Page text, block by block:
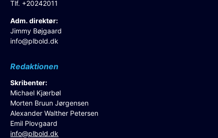
Tlf. +20242011
Adm. direktør:
Jimmy Bøjgaard
info@plbold.dk
Redaktionen
Skribenter:
Michael Kjærbøl
Morten Bruun Jørgensen
Alexander Walther Petersen
Emil Plovgaard
info@plbold.dk